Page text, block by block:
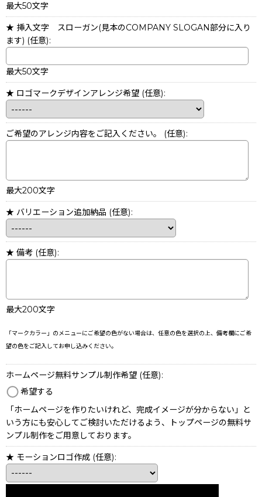
最大50文字
★ 挿入文字 スローガン(見本のCOMPANY SLOGAN部分に入り
ます) (任意):
最大50文字
★ ロゴマークデザインアレンジ希望 (任意):
ご希望のアレンジ内容をご記入ください。 (任意):
最大200文字
★ バリエーション追加納品 (任意):
★ 備考 (任意):
最大200文字
「マークカラー」のメニューにご希望の色がない場合は、任意の色を選択の上、備考欄にご希
望の色をご記入してお申し込みください。
ホームページ無料サンプル制作希望 (任意):
希望する
「ホームページを作りたいけれど、完成イメージが分からない」と
いう方にも安心してご検討いただけるよう、トップページの無料サ
ンプル制作をご用意しております。
★ モーションロゴ作成 (任意):